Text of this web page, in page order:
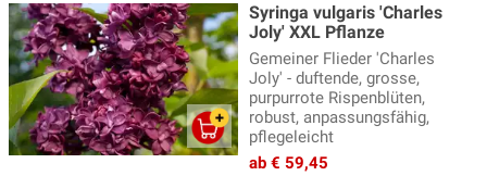
Syringa vulgaris 'Charles
Joly' XXL Pflanze
Gemeiner Flieder 'Charles
Joly' - duftende, grosse,
purpurrote Rispenblüten,
robust, anpassungsfähig,
pflegeleicht
ab € 59,45